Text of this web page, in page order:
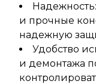
и прочные
надежную
Удобство
и демонтажа